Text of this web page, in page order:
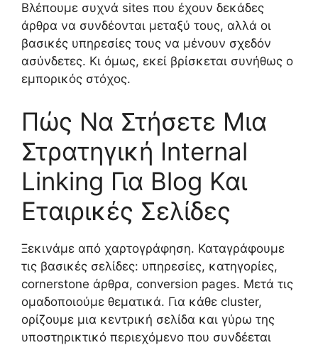
Βλέπουμε συχνά sites που έχουν δεκάδες
άρθρα να συνδέονται μεταξύ τους, αλλά οι
βασικές υπηρεσίες τους να μένουν σχεδόν
ασύνδετες. Κι όμως, εκεί βρίσκεται συνήθως ο
εμπορικός στόχος.
Πώς Να Στήσετε Μια
Στρατηγική Internal
Linking Για Blog Και
Εταιρικές Σελίδες
Ξεκινάμε από χαρτογράφηση. Καταγράφουμε
τις βασικές σελίδες: υπηρεσίες, κατηγορίες,
cornerstone άρθρα, conversion pages. Μετά τις
ομαδοποιούμε θεματικά. Για κάθε cluster,
ορίζουμε μια κεντρική σελίδα και γύρω της
υποστηρικτικό περιεχόμενο που συνδέεται